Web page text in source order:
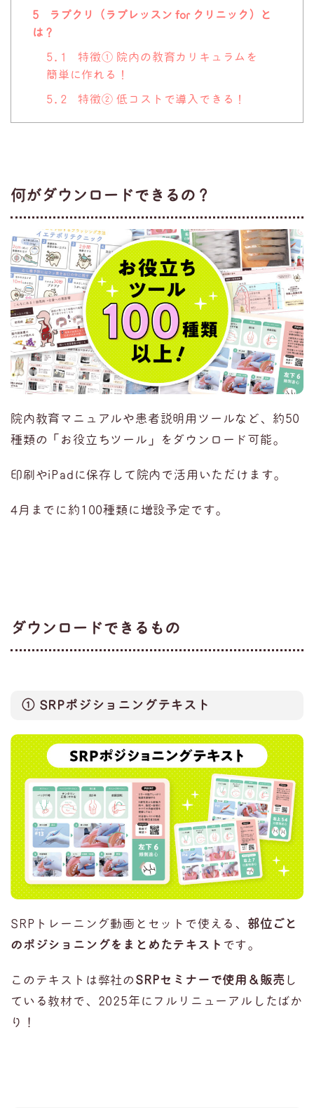
5
ラプクリ（ラプレッスン for クリニック）と
は？
5.1
特徴① 院内の教育カリキュラムを
簡単に作れる！
5.2
特徴② 低コストで導入できる！
何がダウンロードできるの？
院内教育マニュアルや患者説明用ツールなど、約50
種類の「お役立ちツール」をダウンロード可能。
印刷やiPadに保存して院内で活用いただけます。
4月までに約100種類に増設予定です。
ダウンロードできるもの
① SRPポジショニングテキスト
SRPトレーニング動画とセットで使える、 部位ごと
のポジショニングをまとめたテキスト です。
このテキストは弊社のSRPセミナーで使用＆販売し
ている教材で、2025年にフルリニューアルしたばか
り！